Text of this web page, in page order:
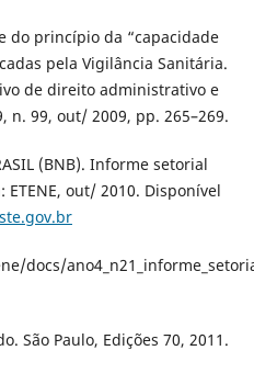
do princípio da “capacidade
pela Vigilância Sanitária.
de direito administrativo e
n. 99, out/ 2009, pp. 265–269.
(BNB). Informe setorial
out/ 2010. Disponível
docs/
São Paulo, Edições 70, 2011.